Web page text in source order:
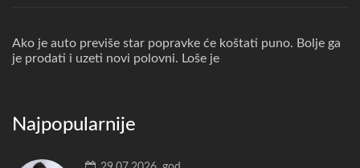
Ako je auto previše star popravke će koštati puno. Bolje ga
je prodati i uzeti novi polovni. Loše je
Najpopularnije